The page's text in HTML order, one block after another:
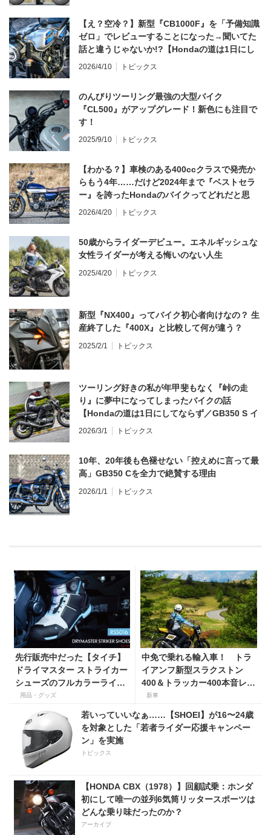
【え？空冷？】新型『CB1000F』を「予備知識
ゼロ」でレビューすることになった→聞いてた
話と違うじゃないか!?【Hondaの道は1日にし
てならず／CB1000F ①第一印象 編】
2026/4/10 トピックス
のんびりツーリング最強の大型バイク
『CL500』がアップグレード！新色にも注目で
す！
2025/9/10 トピックス
【わかる？】車検のある400ccクラスで発売か
らもう4年……だけど2024年まで『ベストセラ
ー』を誇ったHondaのバイクってどれだと思
う？
2026/4/20 トピックス
50歳からライダーデビュー。エネルギッシュな
女性ライダーが考える悔いのない人生
2025/4/20 トピックス
新型『NX400』ってバイク初心者向けなの？ 生
産終了した『400X』と比較して何が違う？
2025/2/1 トピックス
ツーリング好きの私が年甲斐もなく『峠の走
り』に夢中になってしまったバイクの話
【Hondaの道は1日にしてならず／GB350 S イ
ンプレ・レビュー 前編】
2026/3/1 トピックス
10年、20年後も色褪せない「控えめに言って最
高」GB350 Cを全力で絶賛する理由
2026/1/1 トピックス
先行販売中だった【タイチ】
ドライマスター ストライカー
シューズのフルカラーライン
アップがついにそろう！
用品・グッズ
中免で乗れる輸入車！ トラ
イアンフ新型スラクストン
400＆トラッカー400本音レビ
ュー【身長154cmの足着き
新車
若いっていいなぁ……【SHOEI】が16〜24歳
を対象とした「若者ライダー応援キャンペー
ン」を実施
トピックス
【HONDA CBX（1978）】回顧試乗：ホンダ
初にして唯一の並列6気筒リッタースポーツは
どんな乗り味だったのか？
アーカイブ